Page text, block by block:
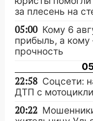
за плесень на
05:00 Кому 6
прибыль, а
прочность
22:58 Соцсети:
ДТП с
20:22